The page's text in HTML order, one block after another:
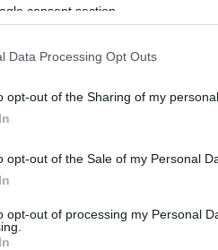
consent section.
Data Processing Opt Outs
opt-out of the Sharing of my personal
opt-out of the Sale of my Personal
opt-out of processing my Personal